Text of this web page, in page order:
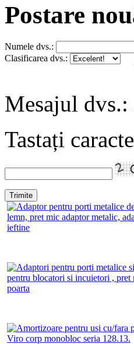
Postare
Numele dvs.:
Clasificarea dvs.:
Mesajul dvs.:
Tastați